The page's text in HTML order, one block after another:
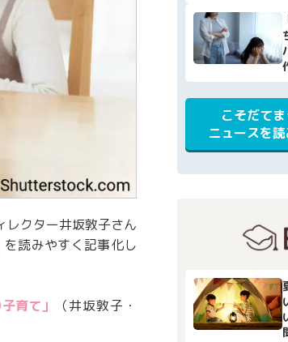
レクター井坂敦子さん
を読みやすく記事化し
育て」
（井坂敦子・
こそだて
ニュースを